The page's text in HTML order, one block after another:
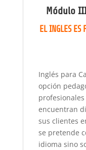
Módulo
EL INGLES ES
Inglés para
opción
encuentran
sus clientes
se pretende
idioma sino